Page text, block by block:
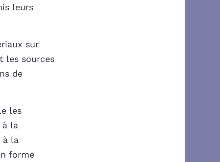
leurs
sur
les sources
de
les
à la
à la
forme